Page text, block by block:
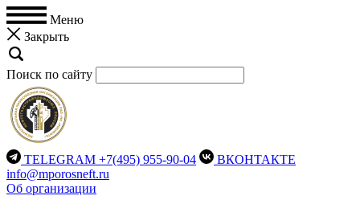
Меню
Закрыть
Поиск по сайту
TELEGRAM +7(495) 955-90-04
ВКОНТАКТЕ
info@mporosneft.ru
Об организации